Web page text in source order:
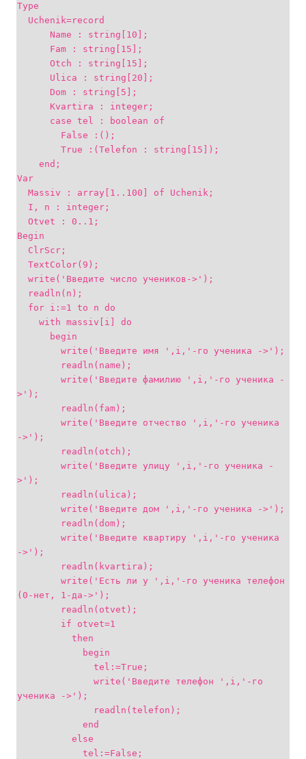
Type
Uchenik=record
Name : string[10];
Fam : string[15];
Otch : string[15];
Ulica : string[20];
Dom : string[5];
Kvartira : integer;
case tel : boolean of
False :();
True :(Telefon : string[15]);
end;
Var
Massiv : array[1..100] of Uchenik;
I, n : integer;
Otvet : 0..1;
Begin
ClrScr;
TextColor(9);
write('Введите число учеников->');
readln(n);
for i:=1 to n do
with massiv[i] do
begin
write('Введите имя ',i,'-го ученика ->');
readln(name);
write('Введите фамилию ',i,'-го ученика -
>');
readln(fam);
write('Введите отчество ',i,'-го ученика
->');
readln(otch);
write('Введите улицу ',i,'-го ученика -
>');
readln(ulica);
write('Введите дом ',i,'-го ученика ->');
readln(dom);
write('Введите квартиру ',i,'-го ученика
->');
readln(kvartira);
write('Есть ли у ',i,'-го ученика телефон
(0-нет, 1-да->');
readln(otvet);
if otvet=1
then
begin
tel:=True;
write('Введите телефон ',i,'-го
ученика ->');
readln(telefon);
end
else
tel:=False;